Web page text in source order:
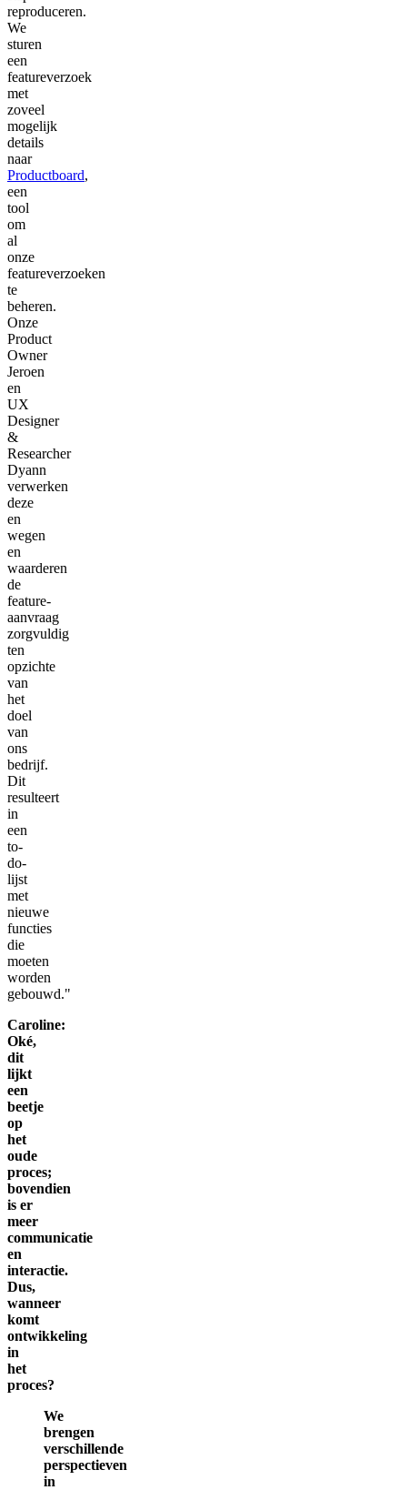
reproduceren.
We
sturen
een
featureverzoek
met
zoveel
mogelijk
details
naar
Productboard,
een
tool
om
al
onze
featureverzoeken
te
beheren.
Onze
Product
Owner
Jeroen
en
UX
Designer
&
Researcher
Dyann
verwerken
deze
en
wegen
en
waarderen
de
feature-
aanvraag
zorgvuldig
ten
opzichte
van
het
doel
van
ons
bedrijf.
Dit
resulteert
in
een
to-
do-
lijst
met
nieuwe
functies
die
moeten
worden
gebouwd."
Caroline:
Oké,
dit
lijkt
een
beetje
op
het
oude
proces;
bovendien
is er
meer
communicatie
en
interactie.
Dus,
wanneer
komt
ontwikkeling
in
het
proces?
We
brengen
verschillende
perspectieven
in